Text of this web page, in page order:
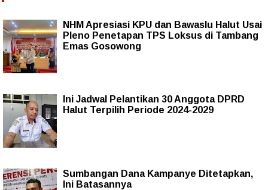
NHM Apresiasi KPU dan Bawaslu Halut Usai
Pleno Penetapan TPS Loksus di Tambang
Emas Gosowong
Ini Jadwal Pelantikan 30 Anggota DPRD
Halut Terpilih Periode 2024-2029
Sumbangan Dana Kampanye Ditetapkan,
Ini Batasannya